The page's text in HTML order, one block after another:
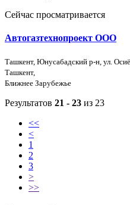
Сейчас просматривается
Автогазтехнопроект OOO
Ташкент, Юнусабадский р-н, ул.
Ташкент,
Ближнее Зарубежье
Результатов 21 - 23 из 23
<<
<
1
2
3
>
>>